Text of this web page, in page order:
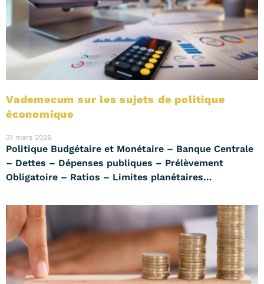
Vademecum sur les sujets de politique
économique
31 mars 2026
Politique Budgétaire et Monétaire – Banque Centrale
– Dettes – Dépenses publiques – Prélèvement
Obligatoire – Ratios – Limites planétaires…